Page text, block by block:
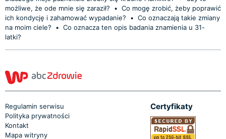
możliwe, że ode mnie się zaraził?
• Co mogę zrobić, żeby poprawić
ich kondycję i zahamować wypadanie?
• Co oznaczają takie zmiany
na moim ciele?
• Co oznacza ten opis badania znamienia u 31-
latki?
Regulamin serwisu
Polityka prywatności
Kontakt
Mapa witryny
Certyfikaty